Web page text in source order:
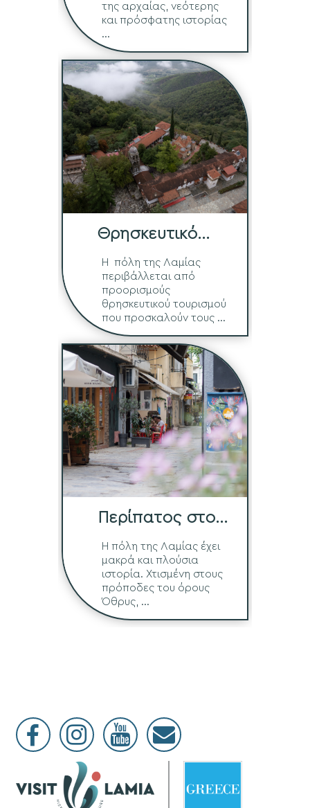
της αρχαίας, νεότερης
και πρόσφατης ιστορίας
...
Θρησκευτικό
Τρίγωνο
Η πόλη της Λαμίας
περιβάλλεται από
προορισμούς
θρησκευτικού τουρισμού
που προσκαλούν τους ...
Περίπατος στο
Ιστορικό Κέντρο
Η πόλη της Λαμίας έχει
μακρά και πλούσια
ιστορία. Χτισμένη στους
πρόποδες του όρους
Όθρυς, ...